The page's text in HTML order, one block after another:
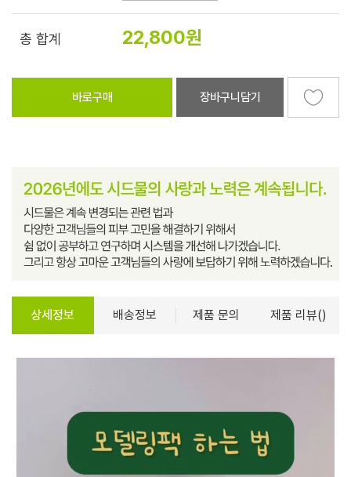
총 합계 22,800원
바로구매 장바구니담기
상세정보 배송정보 제품 문의 제품 리뷰()